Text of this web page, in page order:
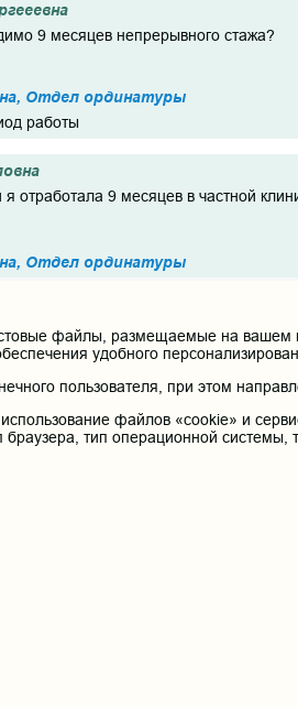
9 месяцев непрерывного стажа?
Отдел ординатуры
работы
отработала 9 месяцев в частной
Отдел ординатуры
если окончил ЧГМА в 2021 году,
является просроченным.
в другом регионе?
По вопросам обучения в
файлы, размещаемые на вашем
удобного
пользователя, при этом
файлов «cookie» и
тип операционной системы,